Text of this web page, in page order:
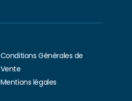
Conditions Générales de
Vente
Mentions légales